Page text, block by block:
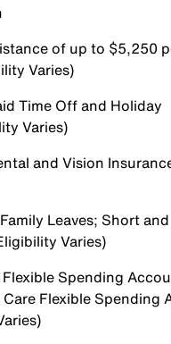
of up to $5,250
Varies)
Time Off and Holiday
Varies)
and Vision
Leaves; Short
Varies)
Spending
Flexible Spending